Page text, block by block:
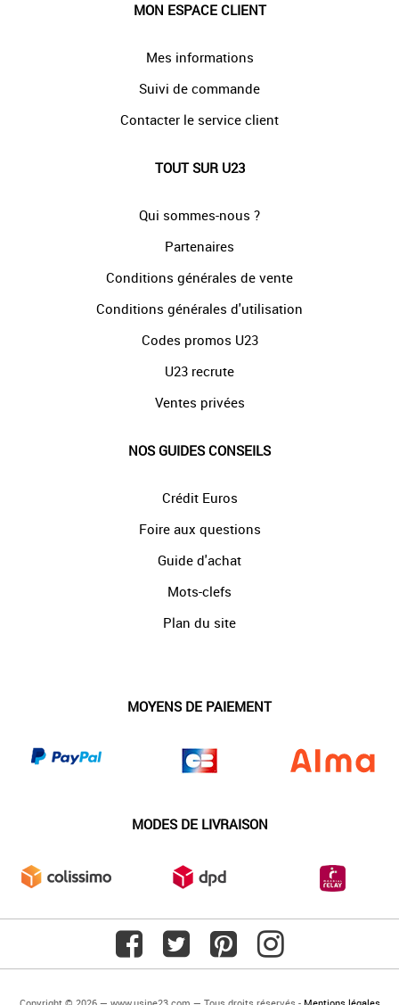
MON ESPACE CLIENT
Mes informations
Suivi de commande
Contacter le service client
TOUT SUR U23
Qui sommes-nous ?
Partenaires
Conditions générales de vente
Conditions générales d'utilisation
Codes promos U23
U23 recrute
Ventes privées
NOS GUIDES CONSEILS
Crédit Euros
Foire aux questions
Guide d'achat
Mots-clefs
Plan du site
MOYENS DE PAIEMENT
MODES DE LIVRAISON